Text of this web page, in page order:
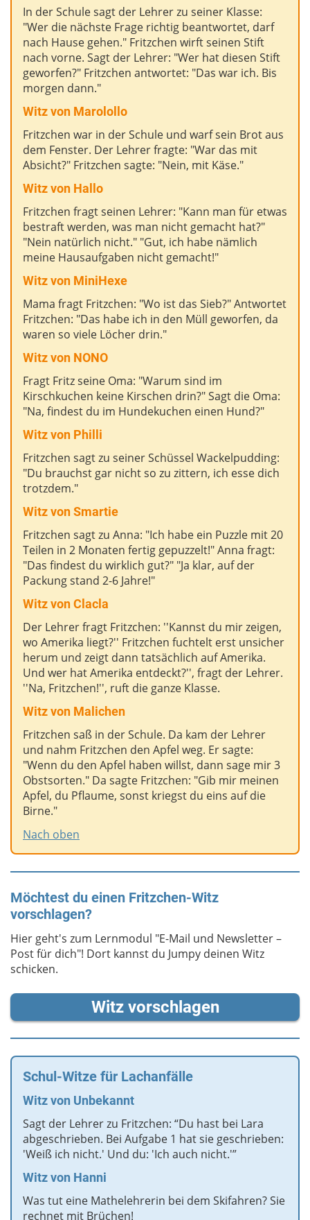
In der Schule sagt der Lehrer zu seiner Klasse:
"Wer die nächste Frage richtig beantwortet, darf
nach Hause gehen." Fritzchen wirft seinen Stift
nach vorne. Sagt der Lehrer: "Wer hat diesen Stift
geworfen?" Fritzchen antwortet: "Das war ich. Bis
morgen dann."
Witz von Marolollo
Fritzchen war in der Schule und warf sein Brot aus
dem Fenster. Der Lehrer fragte: "War das mit
Absicht?" Fritzchen sagte: "Nein, mit Käse."
Witz von Hallo
Fritzchen fragt seinen Lehrer: "Kann man für etwas
bestraft werden, was man nicht gemacht hat?"
"Nein natürlich nicht." "Gut, ich habe nämlich
meine Hausaufgaben nicht gemacht!"
Witz von MiniHexe
Mama fragt Fritzchen: "Wo ist das Sieb?" Antwortet
Fritzchen: "Das habe ich in den Müll geworfen, da
waren so viele Löcher drin."
Witz von NONO
Fragt Fritz seine Oma: "Warum sind im
Kirschkuchen keine Kirschen drin?" Sagt die Oma:
"Na, findest du im Hundekuchen einen Hund?"
Witz von Philli
Fritzchen sagt zu seiner Schüssel Wackelpudding:
"Du brauchst gar nicht so zu zittern, ich esse dich
trotzdem."
Witz von Smartie
Fritzchen sagt zu Anna: "Ich habe ein Puzzle mit 20
Teilen in 2 Monaten fertig gepuzzelt!" Anna fragt:
"Das findest du wirklich gut?" "Ja klar, auf der
Packung stand 2-6 Jahre!"
Witz von Clacla
Der Lehrer fragt Fritzchen: ''Kannst du mir zeigen,
wo Amerika liegt?'' Fritzchen fuchtelt erst unsicher
herum und zeigt dann tatsächlich auf Amerika.
Und wer hat Amerika entdeckt?'', fragt der Lehrer.
''Na, Fritzchen!'', ruft die ganze Klasse.
Witz von Malichen
Fritzchen saß in der Schule. Da kam der Lehrer
und nahm Fritzchen den Apfel weg. Er sagte:
"Wenn du den Apfel haben willst, dann sage mir 3
Obstsorten." Da sagte Fritzchen: "Gib mir meinen
Apfel, du Pflaume, sonst kriegst du eins auf die
Birne."
Nach oben
Möchtest du einen Fritzchen-Witz
vorschlagen?
Hier geht's zum Lernmodul "E-Mail und Newsletter –
Post für dich"! Dort kannst du Jumpy deinen Witz
schicken.
Witz vorschlagen
Schul-Witze für Lachanfälle
Witz von Unbekannt
Sagt der Lehrer zu Fritzchen: “Du hast bei Lara
abgeschrieben. Bei Aufgabe 1 hat sie geschrieben:
'Weiß ich nicht.' Und du: 'Ich auch nicht.'”
Witz von Hanni
Was tut eine Mathelehrerin bei dem Skifahren? Sie
rechnet mit Brüchen!